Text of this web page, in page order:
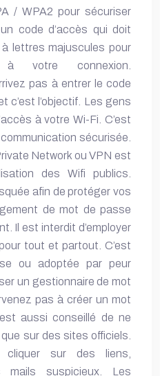
/ WPA2 pour sécuriser
code d’accès qui doit
lettres majuscules pour
à votre connexion.
pas à entrer le code
c’est l’objectif. Les gens
à votre Wi-Fi. C’est
communication sécurisée
Network ou VPN est
des Wifi publics.
afin de protéger vos
de mot de passe
Il est interdit d’employer
tout et partout. C’est
ou adoptée par peur
un gestionnaire de mot
pas à créer un mot
aussi conseillé de ne
sur des sites officiels.
cliquer sur des liens,
mails suspicieux. Les